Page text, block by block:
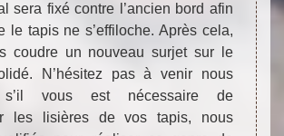
sera fixé contre l’ancien bord afin
le tapis ne s’effiloche. Après cela,
coudre un nouveau surjet sur le
N’hésitez pas à venir nous
s’il vous est nécessaire de
les lisières de vos tapis, nous